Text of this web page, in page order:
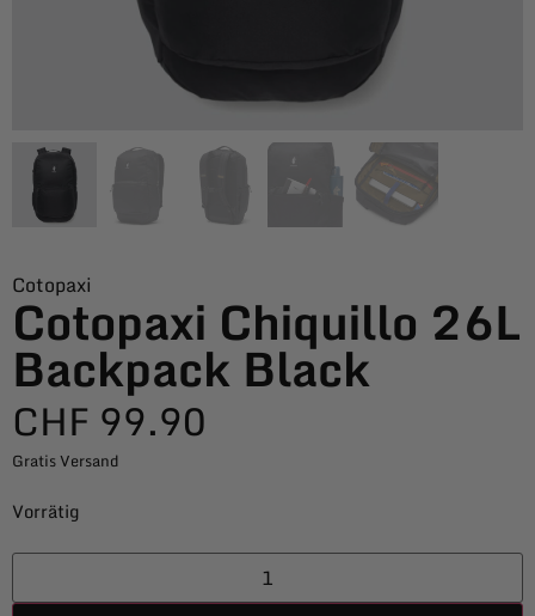
Cotopaxi
Cotopaxi Chiquillo 26L
Backpack Black
CHF 99.90
Gratis Versand
Vorrätig